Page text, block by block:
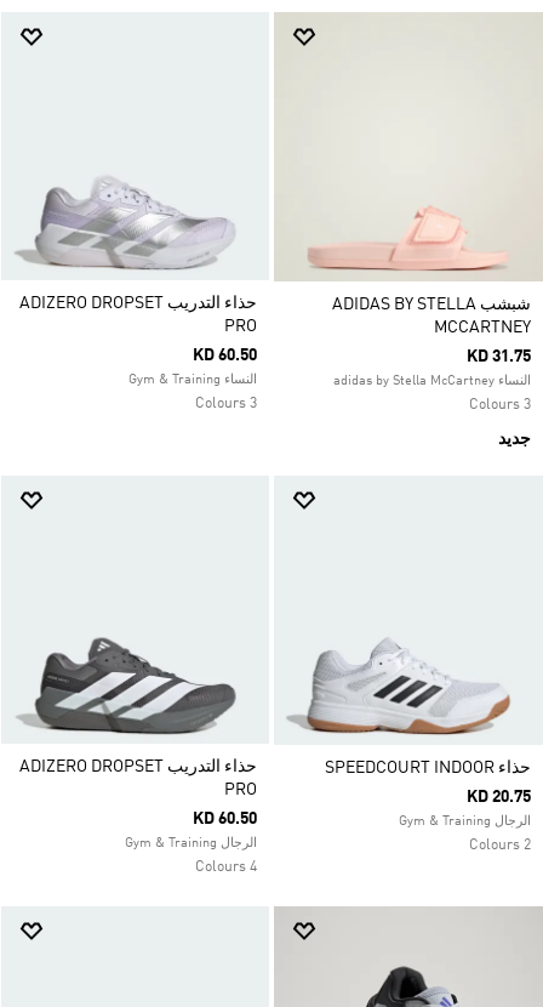
شبشب ADIDAS BY STELLA
MCCARTNEY
KD 31.75
النساء adidas by Stella McCartney
3 Colours
جديد
حذاء التدريب ADIZERO DROPSET
PRO
KD 60.50
النساء Gym & Training
3 Colours
حذاء SPEEDCOURT INDOOR
KD 20.75
الرجال Gym & Training
2 Colours
حذاء التدريب ADIZERO DROPSET
PRO
KD 60.50
الرجال Gym & Training
4 Colours